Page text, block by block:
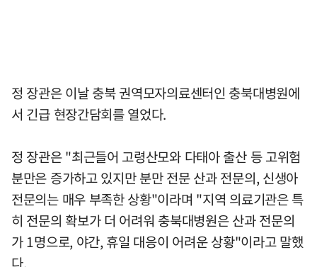
정 장관은 이날 충북 권역모자의료센터인 충북대병원에
서 긴급 현장간담회를 열었다.
정 장관은 "최근들어 고령산모와 다태아 출산 등 고위험
분만은 증가하고 있지만 분만 전문 산과 전문의, 신생아
전문의는 매우 부족한 상황"이라며 "지역 의료기관은 특
히 전문의 확보가 더 어려워 충북대병원은 산과 전문의
가 1명으로, 야간, 휴일 대응이 어려운 상황"이라고 말했
다.